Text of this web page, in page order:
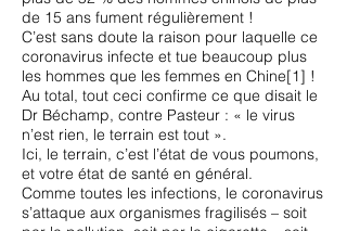
de 15 ans fument régulièrement !
C’est sans doute la raison pour laquelle ce
coronavirus infecte et tue beaucoup plus
les hommes que les femmes en Chine[1] !
Au total, tout ceci confirme ce que disait le
Dr Béchamp, contre Pasteur : « le virus
n’est rien, le terrain est tout ».
Ici, le terrain, c’est l’état de vous poumons,
et votre état de santé en général.
Comme toutes les infections, le coronavirus
s’attaque aux organismes fragilisés – soit